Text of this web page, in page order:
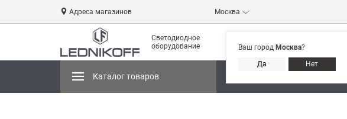
Адреса магазинов Москва
Ваш город Москва?
Да
Нет
Светодиодное
оборудование
Каталог товаров